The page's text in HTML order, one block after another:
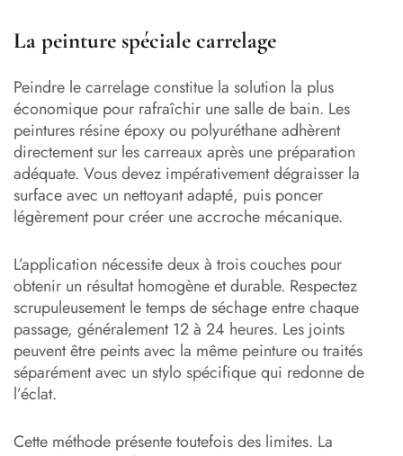
La peinture spéciale carrelage
Peindre le carrelage constitue la solution la plus
économique pour rafraîchir une salle de bain. Les
peintures résine époxy ou polyuréthane adhèrent
directement sur les carreaux après une préparation
adéquate. Vous devez impérativement dégraisser la
surface avec un nettoyant adapté, puis poncer
légèrement pour créer une accroche mécanique.
L’application nécessite deux à trois couches pour
obtenir un résultat homogène et durable. Respectez
scrupuleusement le temps de séchage entre chaque
passage, généralement 12 à 24 heures. Les joints
peuvent être peints avec la même peinture ou traités
séparément avec un stylo spécifique qui redonne de
l’éclat.
Cette méthode présente toutefois des limites. La